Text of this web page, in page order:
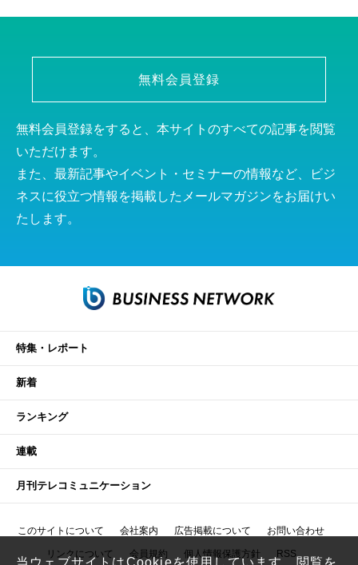
無料会員登録
無料会員登録をすると、本サイトのすべての記事を閲覧
いただけます。
また、最新記事やイベント・セミナーの情報など、ビジ
ネスに役立つ情報を掲載したメールマガジンをお届けい
たします。
特集・レポート
新着
ランキング
連載
月刊テレコミュニケーション
このサイトについて 会社案内 広告掲載について お問い合わせ
リンクについて 会員規約 個人情報保護方針 RSS
当ウェブサイトはCookieを使用しています。閲覧を